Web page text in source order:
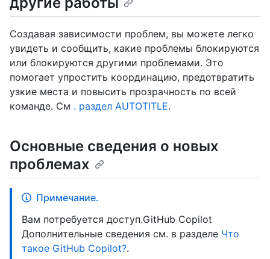
Создавая зависимости проблем, вы можете легко
увидеть и сообщить, какие проблемы блокируются
или блокируются другими проблемами. Это
помогает упростить координацию, предотвратить
узкие места и повысить прозрачность по всей
команде. См . раздел AUTOTITLE.
Основные сведения о новых
проблемах
Примечание.
Вам потребуется доступ.GitHub Copilot
Дополнительные сведения см. в разделе Что
такое GitHub Copilot?.